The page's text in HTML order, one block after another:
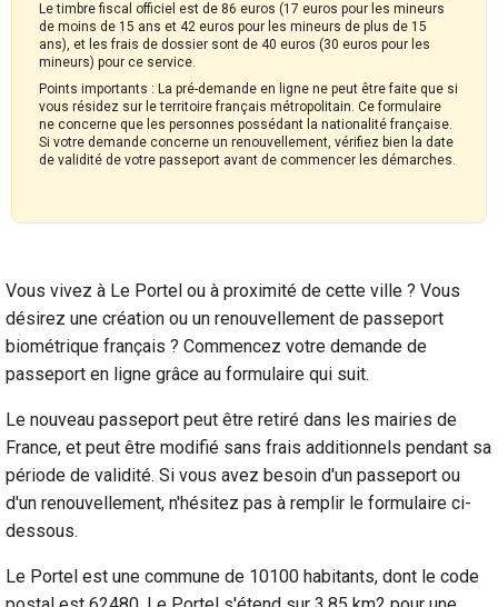
Le timbre fiscal officiel est de 86 euros (17 euros pour les mineurs
de moins de 15 ans et 42 euros pour les mineurs de plus de 15
ans), et les frais de dossier sont de 40 euros (30 euros pour les
mineurs) pour ce service.
Points importants : La pré-demande en ligne ne peut être faite que si
vous résidez sur le territoire français métropolitain. Ce formulaire
ne concerne que les personnes possédant la nationalité française.
Si votre demande concerne un renouvellement, vérifiez bien la date
de validité de votre passeport avant de commencer les démarches.
Vous vivez à Le Portel ou à proximité de cette ville ? Vous
désirez une création ou un renouvellement de passeport
biométrique français ? Commencez votre demande de
passeport en ligne grâce au formulaire qui suit.
Le nouveau passeport peut être retiré dans les mairies de
France, et peut être modifié sans frais additionnels pendant sa
période de validité. Si vous avez besoin d'un passeport ou
d'un renouvellement, n'hésitez pas à remplir le formulaire ci-
dessous.
Le Portel est une commune de 10100 habitants, dont le code